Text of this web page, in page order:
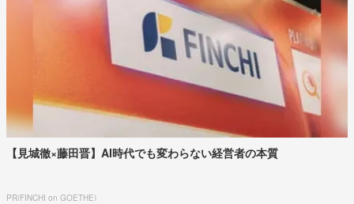
【見城徹×藤田晋】AI時代でも変わらない経営者の本質
PR(FINCHI on GOETHE)